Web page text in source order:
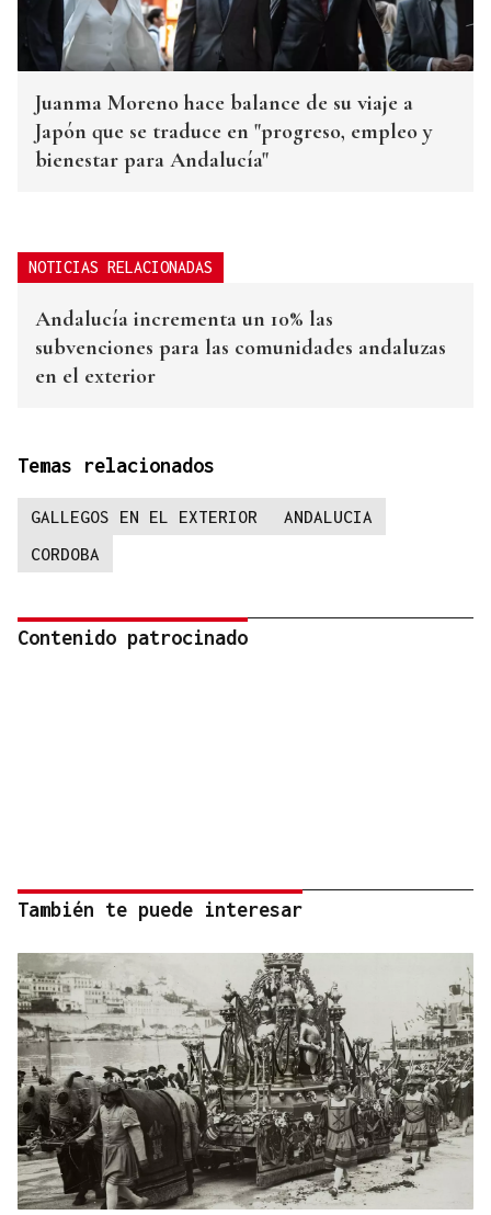
Juanma Moreno hace balance de su viaje a
Japón que se traduce en "progreso, empleo y
bienestar para Andalucía"
NOTICIAS RELACIONADAS
Andalucía incrementa un 10% las
subvenciones para las comunidades andaluzas
en el exterior
Temas relacionados
GALLEGOS EN EL EXTERIOR
ANDALUCIA
CORDOBA
Contenido patrocinado
También te puede interesar